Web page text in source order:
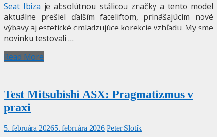
Seat Ibiza je absolútnou stálicou značky a tento model
aktuálne prešiel ďalším faceliftom, prinášajúcim nové
výbavy aj estetické omladzujúce korekcie vzhľadu. My sme
novinku testovali …
Read More
Test Mitsubishi ASX: Pragmatizmus v
praxi
5. februára 20265. februára 2026 Peter Slotík